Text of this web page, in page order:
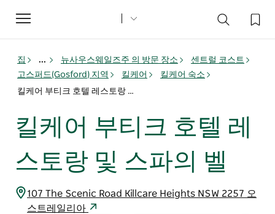
Toggle
navigation
집 ... 뉴사우스웨일즈주 의 방문 장소
센트럴 코스트
고스퍼드(Gosford) 지역
킬케어
킬케어 숙소
킬케어 부티크 호텔 레스토랑 및 스파의 벨
킬케어 부티크 호텔 레
스토랑 및 스파의 벨
107 The Scenic Road Killcare Heights NSW 2257 오
스트레일리아